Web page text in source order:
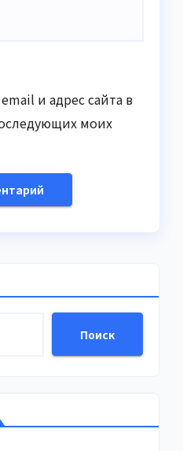
и адрес сайта в
моих
Поиск